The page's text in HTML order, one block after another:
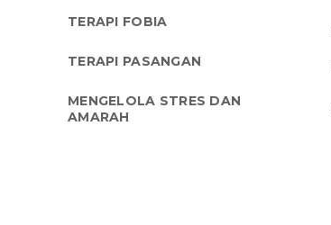
TERAPI FOBIA
TERAPI PASANGAN
MENGELOLA STRES DAN
AMARAH